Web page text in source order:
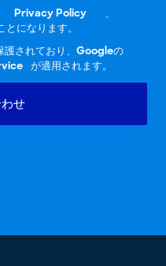
Privacy Policy
、
とになります。
護されており、Googleの
が適用されます。
せ